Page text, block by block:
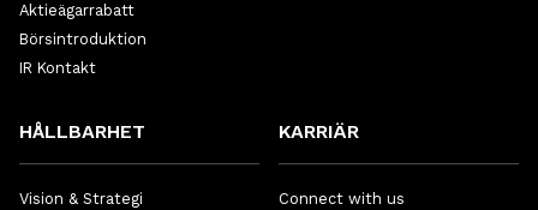
Aktieägarrabatt
Börsintroduktion
IR Kontakt
HÅLLBARHET
Vision & Strategi
KARRIÄR
Connect with us